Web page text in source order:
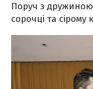
Поруч з дружиною
сорочці та сірому